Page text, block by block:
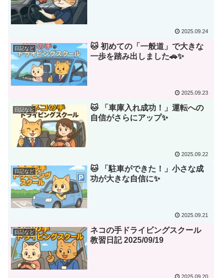
2025.09.24
日記など
🐱 初めての「一般道」で大きな
一歩を踏み出しました🚗✨
2025.09.23
日記など
🐱 「車庫入れ成功！」運転への
自信がさらにアップ✨
2025.09.22
日記など
🐱 「駐車ができた！」小さな成
功が大きな自信に✨
2025.09.21
日記など
ネコの手ドライビングスクール
教習日記 2025/09/19
2025.09.20